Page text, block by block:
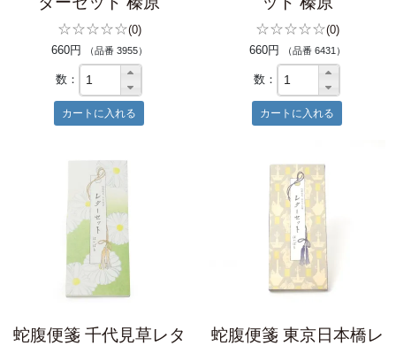
☆☆☆☆☆(0)
660円
（品番 3955）
数：
☆☆☆☆☆(0)
660円
（品番 6431）
数：
蛇腹便箋 千代見草レタ
蛇腹便箋 東京日本橋レ